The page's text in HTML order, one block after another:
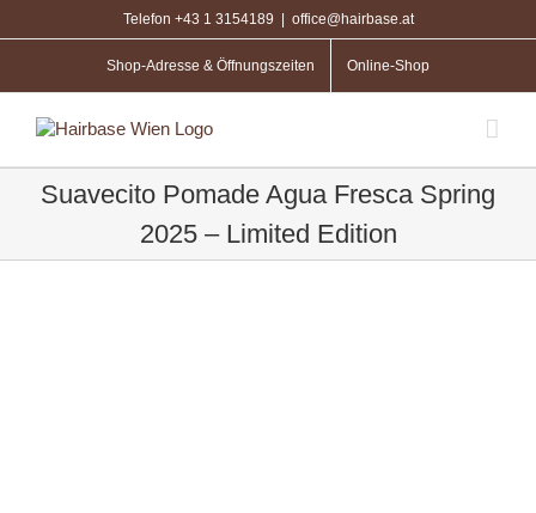
Telefon +43 1 3154189 office@hairbase.at
Shop-Adresse & Öffnungszeiten Online-Shop
Suavecito Pomade Agua Fresca Spring
2025 – Limited Edition